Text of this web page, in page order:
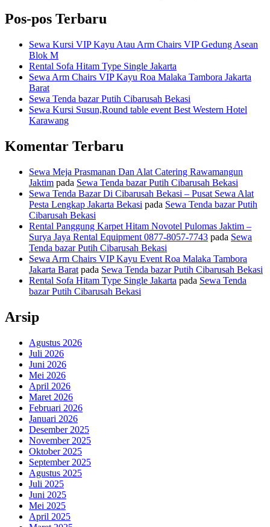
Pos-pos Terbaru
Sewa Kursi VIP Kayu Atau Arm Chairs VIP Gedung Asean
Blok M
Rental Sofa Hitam Type Single Jakarta
Sewa Arm Chairs VIP Kayu Roa Malaka Tambora Jakarta
Barat
Sewa Tenda bazar Putih Cibarusah Bekasi
Sewa Kursi Susun,Round table event Best Western Hotel
Karawang
Komentar Terbaru
Sewa Meja Prasmanan Dan Alat Catering Rawamangun
Jaktim pada Sewa Tenda bazar Putih Cibarusah Bekasi
Sewa Tenda Bazar Di Cibarusah Bekasi – Pusat Sewa Alat
Pesta Lengkap Jakarta Bekasi pada Sewa Tenda bazar Putih
Cibarusah Bekasi
Rental Panggung Karpet Hitam Novotel Pulomas Jaktim –
Surya Jaya Rental Equipment 0877-8057-7743 pada Sewa
Tenda bazar Putih Cibarusah Bekasi
Sewa Arm Chairs VIP Kayu Event Roa Malaka Tambora
Jakarta Barat pada Sewa Tenda bazar Putih Cibarusah Bekasi
Rental Sofa Hitam Type Single Jakarta pada Sewa Tenda
bazar Putih Cibarusah Bekasi
Arsip
Agustus 2026
Juli 2026
Juni 2026
Mei 2026
April 2026
Maret 2026
Februari 2026
Januari 2026
Desember 2025
November 2025
Oktober 2025
September 2025
Agustus 2025
Juli 2025
Juni 2025
Mei 2025
April 2025